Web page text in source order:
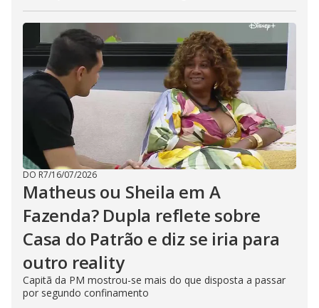
DO R7/16/07/2026
Matheus ou Sheila em A
Fazenda? Dupla reflete sobre
Casa do Patrão e diz se iria para
outro reality
Capitã da PM mostrou-se mais do que disposta a passar
por segundo confinamento